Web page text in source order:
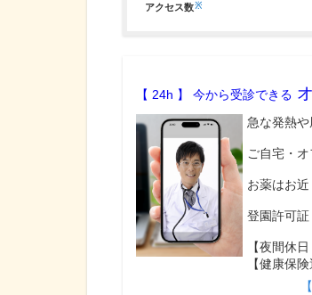
アクセス数※
【 24h 】 今から受診できる
急な発熱
ご自宅・
お薬はお
登園許可
【夜間休
【健康保険